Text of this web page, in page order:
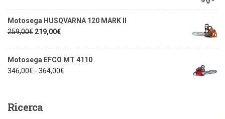
Motosega HUSQVARNA 120 MARK II
259,00€ 219,00€
Motosega EFCO MT 4110
346,00€ - 364,00€
Ricerca